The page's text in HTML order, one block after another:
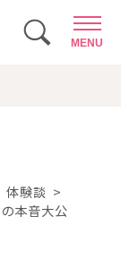
MENU
体験談
本音大公